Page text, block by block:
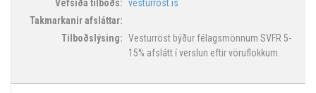
vesturrost.is
Vesturröst býður félagsmönnum SVFR 5-
15% afslátt í verslun eftir vöruflokkum.